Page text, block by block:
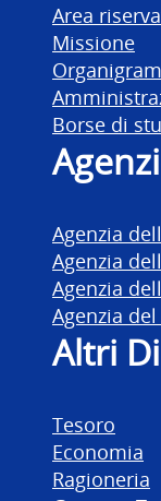
Area
Missione
Borse di
Agenzia
Agenzia
Agenzia
Agenzia
Altri
Tesoro
Economia
Ragioneria